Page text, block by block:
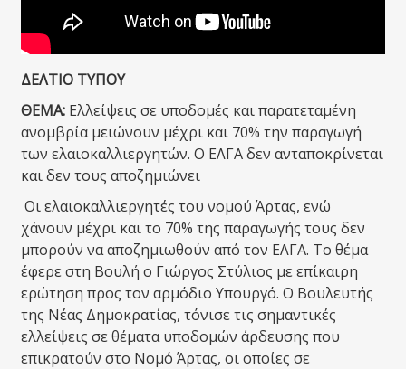
ΔΕΛΤΙΟ ΤΥΠΟΥ
ΘΕΜΑ: Ελλείψεις σε υποδομές και παρατεταμένη
ανομβρία μειώνουν μέχρι και 70% την παραγωγή
των ελαιοκαλλιεργητών. Ο ΕΛΓΑ δεν ανταποκρίνεται
και δεν τους αποζημιώνει
Οι ελαιοκαλλιεργητές του νομού Άρτας, ενώ
χάνουν μέχρι και το 70% της παραγωγής τους δεν
μπορούν να αποζημιωθούν από τον ΕΛΓΑ. Το θέμα
έφερε στη Βουλή ο Γιώργος Στύλιος με επίκαιρη
ερώτηση προς τον αρμόδιο Υπουργό. Ο Βουλευτής
της Νέας Δημοκρατίας, τόνισε τις σημαντικές
ελλείψεις σε θέματα υποδομών άρδευσης που
επικρατούν στο Νομό Άρτας, οι οποίες σε